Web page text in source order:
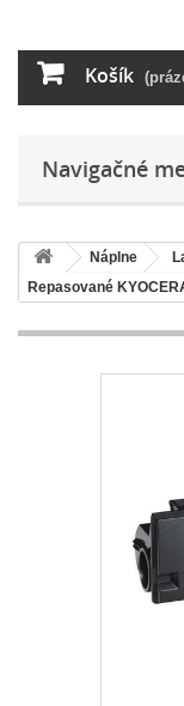
Košík
Navigačné
Náplne
Repasované